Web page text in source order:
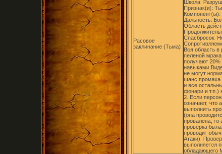
Расовое
заклинание (Тьма)
Школа:
Признак(и):
Компонент(ы):
Дальность:
Область
Спасбросок:
Вся область в
пеленой
получают
навыками
не могут
шанс промаха
и все
фонари и т.п.)
2. Если
означает, что
выполнить
(она
провалена, то
проверка
проводит
Атаки).
выполняется
обладающего